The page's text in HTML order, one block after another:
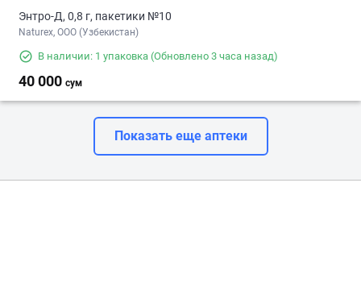
Энтро-Д, 0,8 г, пакетики №10
Naturex, OOO (Узбекистан)
В наличии: 1 упаковка (Обновлено 3 часа назад)
40 000 сум
Показать еще аптеки